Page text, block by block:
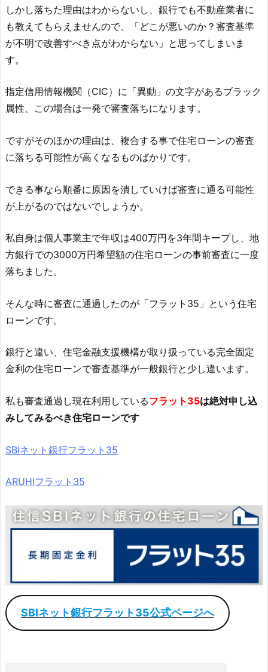
しかし落ちた理由はわからないし、銀行でも不動産業者に
も教えてもらえませんので、「どこが悪いのか？審査基準
が不明で改善すべき点がわからない」と思ってしまいま
す。
指定信用情報機関（CIC）に「異動」の文字があるブラック
属性、この場合は一発で審査落ちになります。
ですがそのほかの理由は、複合する事で住宅ローンの審査
に落ちる可能性が高くなるものばかりです。
できる事なら順番に原因を潰していけば審査に通る可能性
が上がるのではないでしょうか。
私自身は個人事業主で年収は400万円を3年間キープし、地
方銀行での3000万円希望額の住宅ローンの事前審査に一度
落ちました。
そんな時に審査に通過したのが「フラット35」という住宅
ローンです。
銀行と違い、住宅金融支援機構が取り扱っている完全固定
金利の住宅ローンで審査基準が一般銀行と少し違います。
私も審査通過し現在利用しているフラット35は絶対申し込
みしてみるべき住宅ローンです
SBIネット銀行フラット35
ARUHIフラット35
SBIネット銀行フラット35公式ページへ